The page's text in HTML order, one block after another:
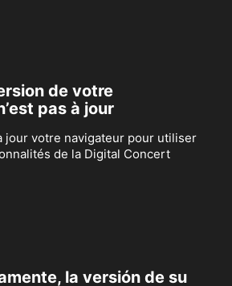
de votre
pas à jour
jour votre navigateur pour utiliser
de la Digital Concert
la versión de su